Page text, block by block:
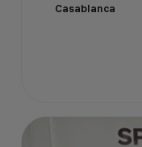
Casablanca